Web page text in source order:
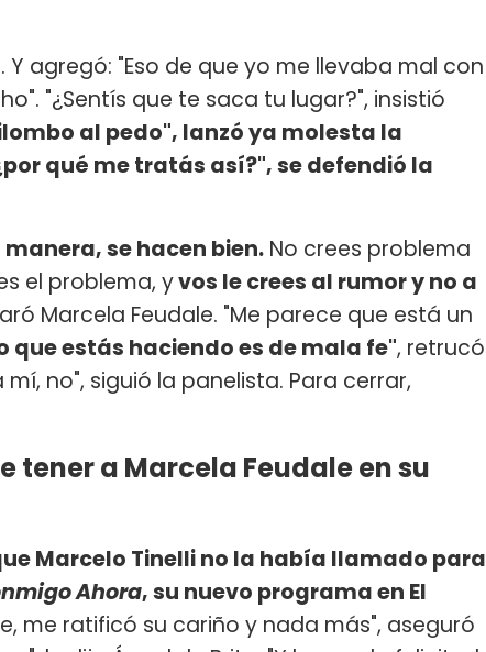
agregó: "Eso de que yo me llevaba mal con
"¿Sentís que te saca tu lugar?", insistió
al pedo", lanzó ya molesta la
qué me tratás así?", se defendió la
se hacen bien. No crees problema
el problema, yvos le crees al rumor y no a
Marcela Feudale. "Me parece que está un
que estás haciendo es de mala fe", retrucó
no", siguió la panelista. Para cerrar,
tener a Marcela Feudale en su
Marcelo Tinelli no la había llamado para
Ahora, su nuevo programa en El
me ratificó su cariño y nada más", aseguró